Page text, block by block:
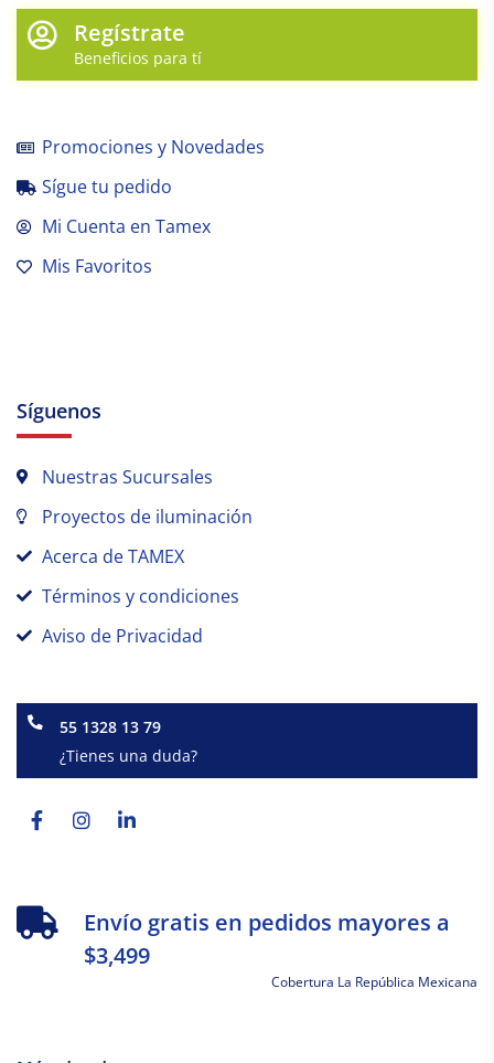
Regístrate
Beneficios para tí
Promociones y Novedades
Sígue tu pedido
Mi Cuenta en Tamex
Mis Favoritos
Síguenos
Nuestras Sucursales
Proyectos de iluminación
Acerca de TAMEX
Términos y condiciones
Aviso de Privacidad
55 1328 13 79
¿Tienes una duda?
f
Envío gratis en pedidos mayores a
$3,499
Cobertura La República Mexicana